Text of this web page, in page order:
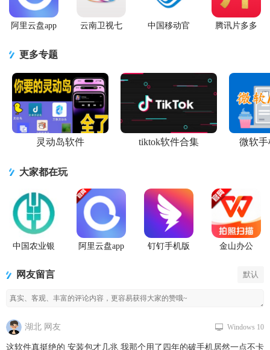
阿里云盘app
云南卫视七
中国移动官
腾讯片多多
更多专题
灵动岛软件 tiktok软件合集 微软手
大家都在玩
中国农业银
阿里云盘app
钉钉手机版
金山办公
新版
网友留言 默认
湖北 网友
这软件真挺绝的 安装包才几兆 我那个用了四年的破手机居然一点不卡
Windows 10